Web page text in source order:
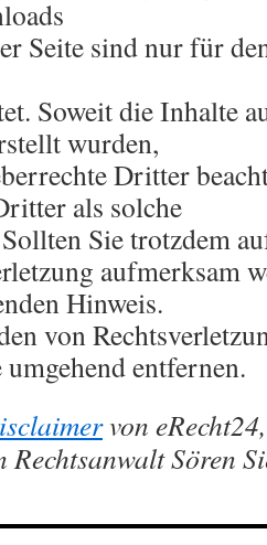
Seite sind nur für
Soweit die Inhalte
wurden,
Dritter
als solche
Sie trotzdem
aufmerksam
Hinweis.
von
entfernen.
von
Rechtsanwalt Sören